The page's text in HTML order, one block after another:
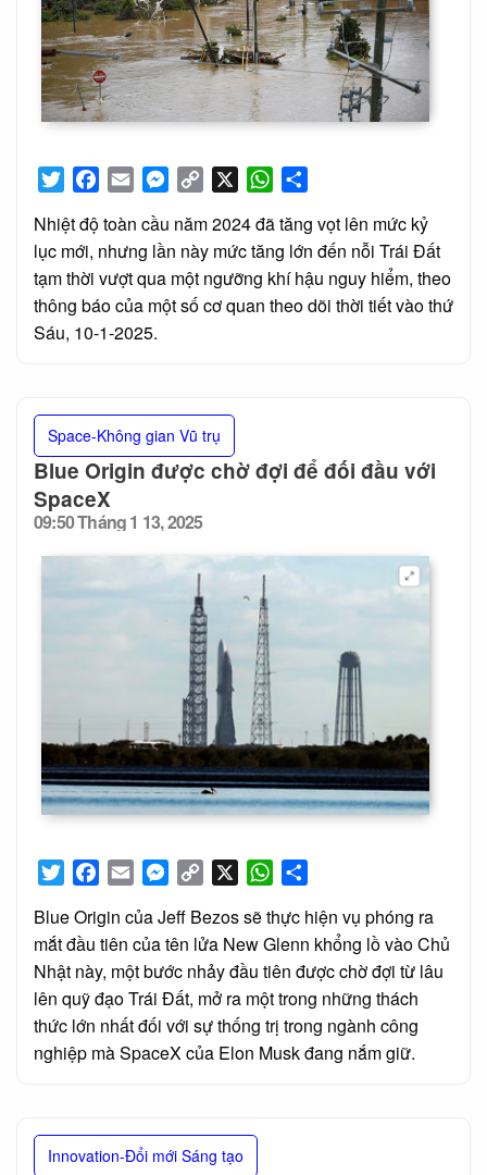
TwitterFacebook
Email Messenger
Copy
WhatsApp
Nhiệt độ toàn cầu năm 2024 đã tăng vọt lên mức kỷ
lục mới, nhưng lần này mức tăng lớn đến nỗi Trái Đất
tạm thời vượt qua một ngưỡng khí hậu nguy hiểm, theo
thông báo của một số cơ quan theo dõi thời tiết vào thứ
Sáu, 10-1-2025.
TwitterFacebook
Email Messenger
Copy
WhatsApp
Blue Origin của Jeff Bezos sẽ thực hiện vụ phóng ra
mắt đầu tiên của tên lửa New Glenn khổng lồ vào Chủ
Nhật này, một bước nhảy đầu tiên được chờ đợi từ lâu
lên quỹ đạo Trái Đất, mở ra một trong những thách
thức lớn nhất đối với sự thống trị trong ngành công
nghiệp mà SpaceX của Elon Musk đang nắm giữ.
Space-Không gian Vũ trụ
Blue Origin được chờ đợi để đối đầu với
SpaceX
Posted
on
09:50 Tháng 1 13, 2025
Innovation-Đổi mới Sáng tạo